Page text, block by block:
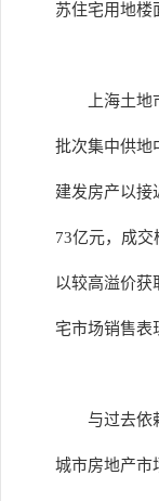
苏住宅用地楼
上海土
批次集中供地
建发房产以接
73亿元，成
以较高溢价获
宅市场销售表
与过去依
城市房地产市